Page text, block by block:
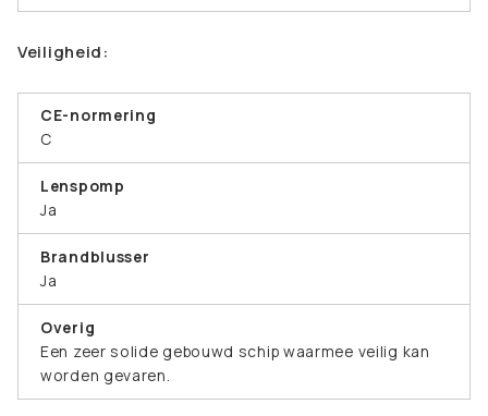
Veiligheid:
CE-normering
C
Lenspomp
Ja
Brandblusser
Ja
Overig
Een zeer solide gebouwd schip waarmee veilig kan
worden gevaren.